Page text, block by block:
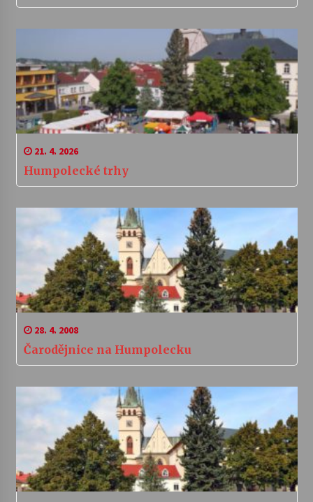
21. 4. 2026
Humpolecké trhy
28. 4. 2008
Čarodějnice na Humpolecku